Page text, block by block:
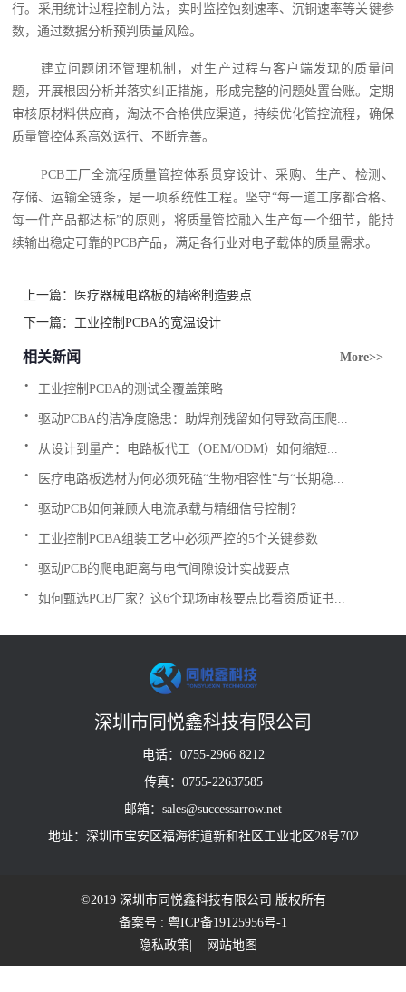
行。采用统计过程控制方法，实时监控蚀刻速率、沉铜速率等关键参
数，通过数据分析预判质量风险。
建立问题闭环管理机制，对生产过程与客户端发现的质量问
题，开展根因分析并落实纠正措施，形成完整的问题处置台账。定期
审核原材料供应商，淘汰不合格供应渠道，持续优化管控流程，确保
质量管控体系高效运行、不断完善。
PCB工厂全流程质量管控体系贯穿设计、采购、生产、检测、
存储、运输全链条，是一项系统性工程。坚守“每一道工序都合格、
每一件产品都达标”的原则，将质量管控融入生产每一个细节，能持
续输出稳定可靠的PCB产品，满足各行业对电子载体的质量需求。
上一篇：
医疗器械电路板的精密制造要点
下一篇： 工业控制PCBA的宽温设计
相关新闻 More>>
工业控制PCBA的测试全覆盖策略
.
驱动PCBA的洁净度隐患：助焊剂残留如何导致高压爬...
.
从设计到量产：电路板代工（OEM/ODM）如何缩短...
.
医疗电路板选材为何必须死磕“生物相容性”与“长期稳...
.
驱动PCB如何兼顾大电流承载与精细信号控制？
.
工业控制PCBA组装工艺中必须严控的5个关键参数
.
驱动PCB的爬电距离与电气间隙设计实战要点
.
如何甄选PCB厂家？这6个现场审核要点比看资质证书...
.
深圳市同悦鑫科技有限公司
电话：0755-2966 8212
传真：0755-22637585
邮箱：sales@successarrow.net
地址：深圳市宝安区福海街道新和社区工业北区28号702
©2019 深圳市同悦鑫科技有限公司 版权所有
备案号 : 粤ICP备19125956号-1
| 网站地图
隐私政策